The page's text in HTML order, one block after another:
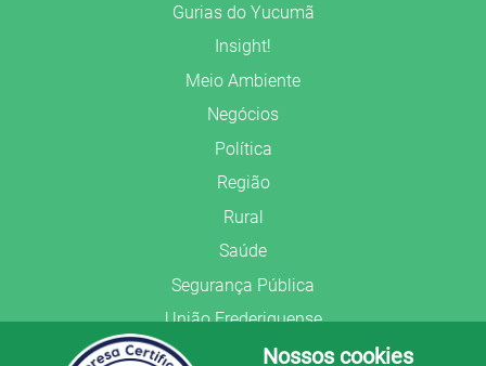
Gurias do Yucumã
Insight!
Meio Ambiente
Negócios
Política
Região
Rural
Saúde
Segurança Pública
União Frederiquense
Nossos cookies